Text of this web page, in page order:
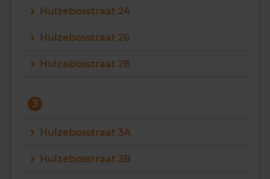
Hulzebosstraat 24
Hulzebosstraat 26
Hulzebosstraat 28
3
Hulzebosstraat 3A
Hulzebosstraat 3B